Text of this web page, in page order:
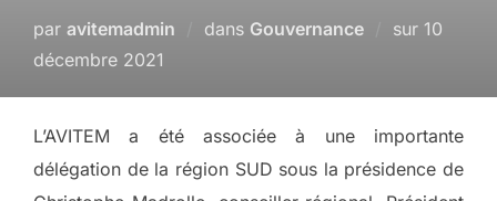
par avitemadmin dans Gouvernance sur Publié
10
décembre 2021
L’AVITEM a été associée à une importante
délégation de la région SUD sous la présidence de